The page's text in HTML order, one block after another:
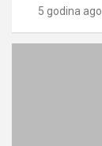
5 godina ago